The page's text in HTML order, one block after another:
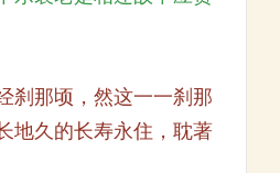
刹那顷，然这一一刹那
地久的长寿永住，耽著